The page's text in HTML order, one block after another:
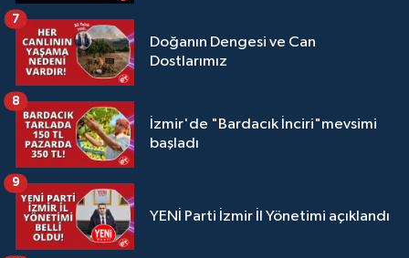
Doğanın Dengesi ve Can
Dostlarımız
7
İzmir'de "Bardacık İnciri"mevsimi
başladı
8
YENİ Parti İzmir İl Yönetimi açıklandı
9